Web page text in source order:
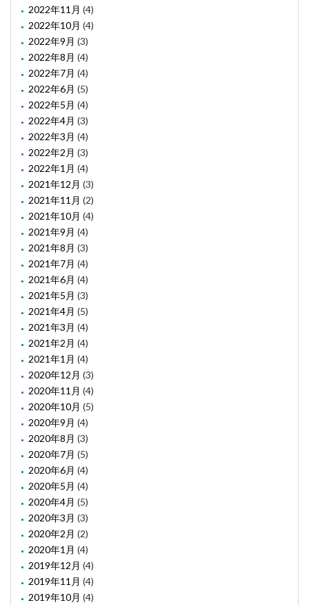
2022年11月 (4)
2022年10月 (4)
2022年9月 (3)
2022年8月 (4)
2022年7月 (4)
2022年6月 (5)
2022年5月 (4)
2022年4月 (3)
2022年3月 (4)
2022年2月 (3)
2022年1月 (4)
2021年12月 (3)
2021年11月 (2)
2021年10月 (4)
2021年9月 (4)
2021年8月 (3)
2021年7月 (4)
2021年6月 (4)
2021年5月 (3)
2021年4月 (5)
2021年3月 (4)
2021年2月 (4)
2021年1月 (4)
2020年12月 (3)
2020年11月 (4)
2020年10月 (5)
2020年9月 (4)
2020年8月 (3)
2020年7月 (5)
2020年6月 (4)
2020年5月 (4)
2020年4月 (5)
2020年3月 (3)
2020年2月 (2)
2020年1月 (4)
2019年12月 (4)
2019年11月 (4)
2019年10月 (4)